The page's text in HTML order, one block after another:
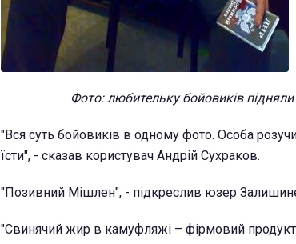
Фото: любительку бойовиків
"Вся суть бойовиків в одному фото. Особа
їсти", - сказав користувач Андрій Сухраков.
"Позивний Мішлен", - підкреслив юзер
"Свинячий жир в камуфляжі – фірмовий